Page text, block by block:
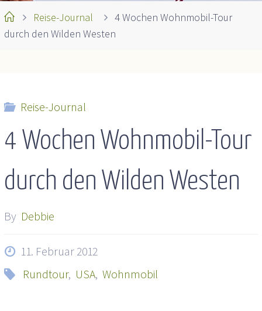
HomeReise-Journal
4 Wochen Wohnmobil-Tour
durch den Wilden Westen
Reise-Journal
4 Wochen Wohnmobil-Tour
durch den Wilden Westen
By Debbie
11. Februar 2012
Rundtour, USA, Wohnmobil